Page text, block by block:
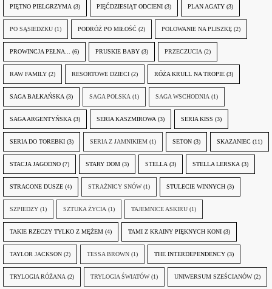
PIĘTNO PIELGRZYMA (3) PIĘĆDZIESIĄT ODCIENI (3) PLAN AGATY (3)
PO SĄSIEDZKU (1) PODRÓŻ PO MIŁOŚĆ (2) POLOWANIE NA PLISZKĘ (2)
PROWINCJA PEŁNA... (6) PRUSKIE BABY (3) PRZECZUCIA (2)
RAW FAMILY (2) RESORTOWE DZIECI (2) RÓŻA KRULL NA TROPIE (3)
SAGA BAŁKAŃSKA (3) SAGA POLSKA (1) SAGA WSCHODNIA (1)
SAGA ARGENTYŃSKA (3) SERIA KASZMIROWA (3) SERIA KISS (3)
SERIA DO TOREBKI (3) SERIA Z JAMNIKIEM (1) SETON (3) SKAZANIEC (11)
STACJA JAGODNO (7) STARY DOM (3) STELLA (3) STELLA LERSKA (3)
STRACONE DUSZE (4) STRAŻNICY SNÓW (1) STULECIE WINNYCH (3)
SZPIEDZY (1) SZTUKA ŻYCIA (1) TAJEMNICE ASKIRU (1)
TAKIE RZECZY TYLKO Z MĘŻEM (4) TAMI Z KRAINY PIĘKNYCH KONI (3)
TAYLOR JACKSON (2) TESSA BROWN (1) THE INTERDEPENDENCY (3)
TRYLOGIA RÓŻANA (2) TRYLOGIA ŚWIATÓW (1) UNIWERSUM SZEŚCIANÓW (2)